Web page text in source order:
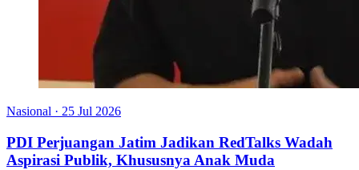
Nasional · 25 Jul 2026
PDI Perjuangan Jatim Jadikan RedTalks Wadah
Aspirasi Publik, Khususnya Anak Muda